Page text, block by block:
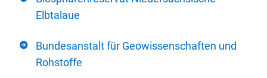
Elbtalaue
Bundesanstalt für Geowissenschaften und
Rohstoffe